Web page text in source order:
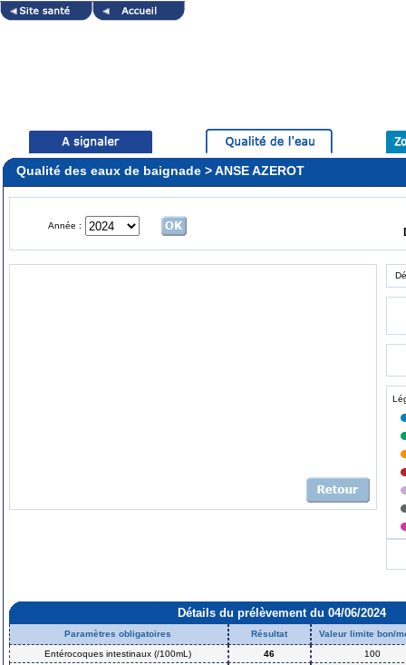
Qualité des eaux de baignade > ANSE AZEROT
Année :
Détails du prélèvement du 04/06/2024
Paramètres obligatoires Résultat
Valeur limite bon/
Entérocoques intestinaux (/100mL)
46
100